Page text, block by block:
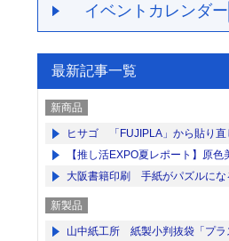
イベントカレンダー
最新記事一覧
新商品
ヒサゴ 「FUJIPLA」から貼り直
【推し活EXPO夏レポート】原色
大阪書籍印刷 手紙がパズルにな
新製品
山中紙工所 紙製小判抜袋「プラ